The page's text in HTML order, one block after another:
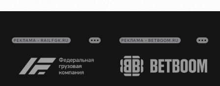
РЕКЛАМА • RAILFGK.RU РЕКЛАМА • BETBOOM.RU